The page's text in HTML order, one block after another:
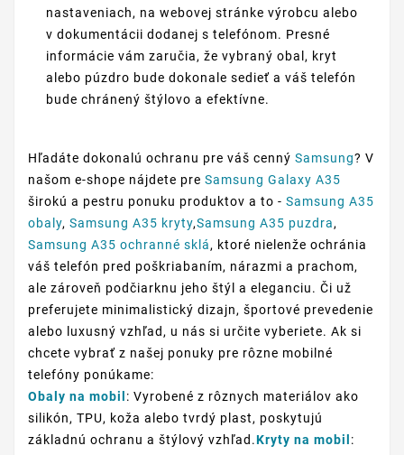
nastaveniach, na webovej stránke výrobcu alebo
v dokumentácii dodanej s telefónom. Presné
informácie vám zaručia, že vybraný obal, kryt
alebo púzdro bude dokonale sedieť a váš telefón
bude chránený štýlovo a efektívne.
Hľadáte dokonalú ochranu pre váš cenný Samsung? V
našom e-shope nájdete pre Samsung Galaxy A35
širokú a pestru ponuku produktov a to - Samsung A35
obaly, Samsung A35 kryty,Samsung A35 puzdra,
Samsung A35 ochranné sklá, ktoré nielenže ochránia
váš telefón pred poškriabaním, nárazmi a prachom,
ale zároveň podčiarknu jeho štýl a eleganciu. Či už
preferujete minimalistický dizajn, športové prevedenie
alebo luxusný vzhľad, u nás si určite vyberiete. Ak si
chcete vybrať z našej ponuky pre rôzne mobilné
telefóny ponúkame:
Obaly na mobil : Vyrobené z rôznych materiálov ako
silikón, TPU, koža alebo tvrdý plast, poskytujú
základnú ochranu a štýlový vzhľad.Kryty na mobil :